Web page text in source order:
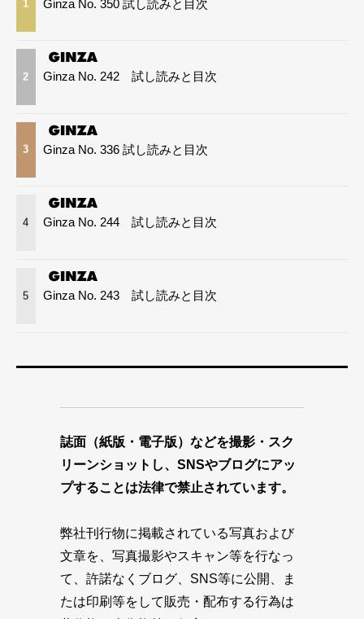
1 Ginza No. 350 試し読みと目次
2 Ginza No. 242 試し読みと目次
3 Ginza No. 336 試し読みと目次
4 Ginza No. 244 試し読みと目次
5 Ginza No. 243 試し読みと目次
誌面（紙版・電子版）などを撮影・スク
リーンショットし、SNSやブログにアッ
プすることは法律で禁止されています。
弊社刊行物に掲載されている写真および
文章を、写真撮影やスキャン等を行なっ
て、許諾なくブログ、SNS等に公開、ま
たは印刷等をして販売・配布する行為は